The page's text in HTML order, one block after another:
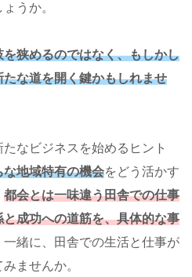
うか。
狭めるのではなく、もしかし
な道を開く鍵かもしれませ
なビジネスを始めるヒント
地域特有の機会をどう活かす
都会とは一味違う田舎での仕事
成功への道筋を、具体的な事
一緒に、田舎での生活と仕事が
ませんか。